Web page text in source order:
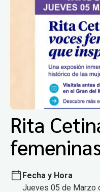
Rita
Fecha y Hora
Jueves 05 de Marzo